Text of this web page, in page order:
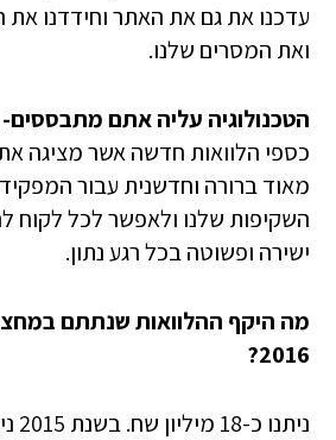
עדכנו את גם את האתר וחידדנו את
ואת המסרים שלנו.
הטכנולוגיה עליה אתם
כספי הלוואות חדשה אשר מציגה
מאוד ברורה וחדשנית עבור
השקיפות שלנו ולאפשר לכל לקוח
ישירה ופשוטה בכל רגע נתון.
מה היקף ההלוואות שנתתם
2016?